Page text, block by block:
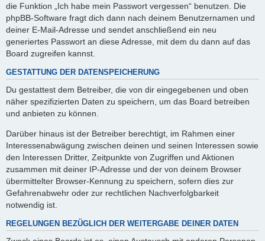
die Funktion „Ich habe mein Passwort vergessen“ benutzen. Die
phpBB-Software fragt dich dann nach deinem Benutzernamen und
deiner E-Mail-Adresse und sendet anschließend ein neu
generiertes Passwort an diese Adresse, mit dem du dann auf das
Board zugreifen kannst.
GESTATTUNG DER DATENSPEICHERUNG
Du gestattest dem Betreiber, die von dir eingegebenen und oben
näher spezifizierten Daten zu speichern, um das Board betreiben
und anbieten zu können.
Darüber hinaus ist der Betreiber berechtigt, im Rahmen einer
Interessenabwägung zwischen deinen und seinen Interessen sowie
den Interessen Dritter, Zeitpunkte von Zugriffen und Aktionen
zusammen mit deiner IP-Adresse und der von deinem Browser
übermittelter Browser-Kennung zu speichern, sofern dies zur
Gefahrenabwehr oder zur rechtlichen Nachverfolgbarkeit
notwendig ist.
REGELUNGEN BEZÜGLICH DER WEITERGABE DEINER DATEN